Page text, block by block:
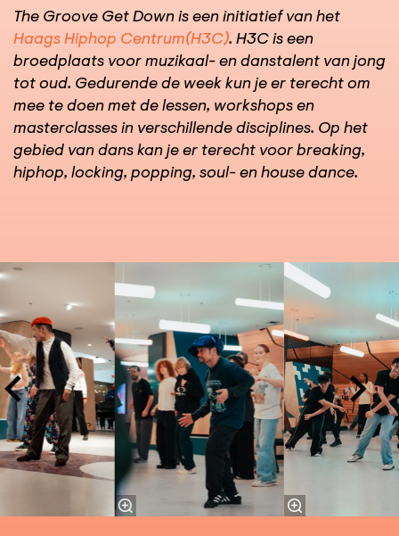
The Groove Get Down is een initiatief van het
Haags Hiphop Centrum(H3C). H3C is een
broedplaats voor muzikaal- en danstalent van jong
tot oud. Gedurende de week kun je er terecht om
mee te doen met de lessen, workshops en
masterclasses in verschillende disciplines. Op het
gebied van dans kan je er terecht voor breaking,
hiphop, locking, popping, soul- en house dance.
Overslaan